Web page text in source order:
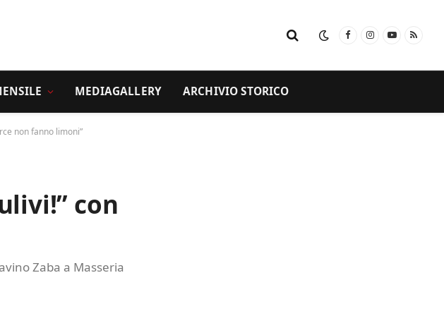
FacebookInstagram
YouTube
RSS
MEDIAGALLERY ARCHIVIO STORICO
non fanno limoni”
con
Zaba a Masseria